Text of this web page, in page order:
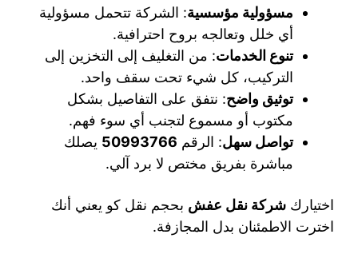
مسؤولية مؤسسية: الشركة تتحمل مسؤولية
أي خلل وتعالجه بروح احترافية.
تنوع الخدمات: من التغليف إلى التخزين إلى
التركيب، كل شيء تحت سقف واحد.
توثيق واضح: نتفق على التفاصيل بشكل
مكتوب أو مسموع لتجنب أي سوء فهم.
تواصل سهل: الرقم 50993766 يصلك
مباشرة بفريق مختص لا برد آلي.
اختيارك شركة نقل عفش بحجم نقل كو يعني أنك
اخترت الاطمئنان بدل المجازفة.